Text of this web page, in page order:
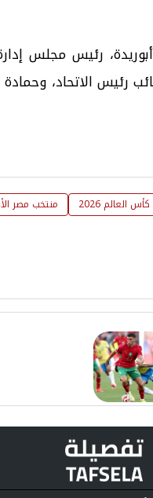
رئيس مجلس
رئيس الاتحاد،
كأس العالم 2026 منتخب مصر